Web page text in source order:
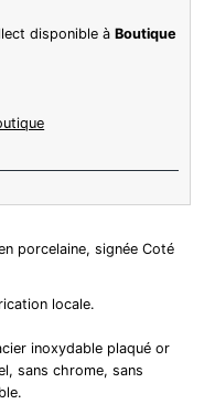
disponible àBoutique
porcelaine, signée Coté
locale.
inoxydable plaqué or
sans chrome, sans